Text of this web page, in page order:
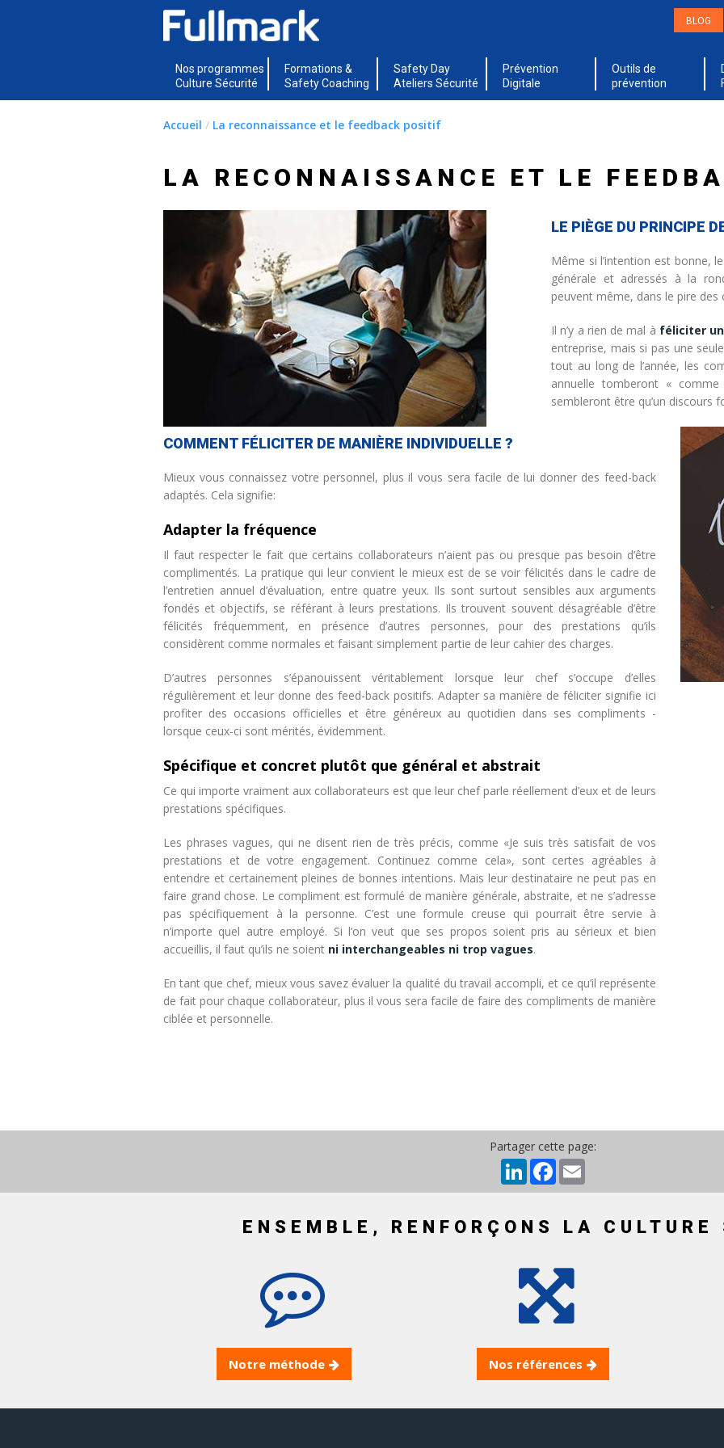
BLOG
Nos programmes
Culture Sécurité
Formations &
Safety Coaching
Safety Day
Ateliers Sécurité
Prévention
Digitale
Outils de
prévention
Accueil / La reconnaissance et le feedback positif
LA RECONNAISSANCE ET LE
LE PIÈGE DU PRINCIPE
Même si l’intention est bonne,
générale et adressés à la
peuvent même, dans le pire
Il n’y a rien de mal à féliciter
entreprise, mais si pas une
tout au long de l’année, les
annuelle tomberont «
sembleront être qu’un discours
COMMENT FÉLICITER DE MANIÈRE INDIVIDUELLE ?
Mieux vous connaissez votre personnel, plus il vous sera facile de lui donner des feed-back
adaptés. Cela signifie:
Adapter la fréquence
Il faut respecter le fait que certains collaborateurs n’aient pas ou presque pas besoin d’être
complimentés. La pratique qui leur convient le mieux est de se voir félicités dans le cadre de
l’entretien annuel d’évaluation, entre quatre yeux. Ils sont surtout sensibles aux arguments
fondés et objectifs, se référant à leurs prestations. Ils trouvent souvent désagréable d’être
félicités fréquemment, en présence d’autres personnes, pour des prestations qu’ils
considèrent comme normales et faisant simplement partie de leur cahier des charges.
D’autres personnes s’épanouissent véritablement lorsque leur chef s’occupe d’elles
régulièrement et leur donne des feed-back positifs. Adapter sa manière de féliciter signifie ici
profiter des occasions officielles et être généreux au quotidien dans ses compliments -
lorsque ceux-ci sont mérités, évidemment.
Spécifique et concret plutôt que général et abstrait
Ce qui importe vraiment aux collaborateurs est que leur chef parle réellement d’eux et de leurs
prestations spécifiques.
Les phrases vagues, qui ne disent rien de très précis, comme «Je suis très satisfait de vos
prestations et de votre engagement. Continuez comme cela», sont certes agréables à
entendre et certainement pleines de bonnes intentions. Mais leur destinataire ne peut pas en
faire grand chose. Le compliment est formulé de manière générale, abstraite, et ne s’adresse
pas spécifiquement à la personne. C’est une formule creuse qui pourrait être servie à
n’importe quel autre employé. Si l’on veut que ses propos soient pris au sérieux et bien
accueillis, il faut qu’ils ne soient ni interchangeables ni trop vagues.
En tant que chef, mieux vous savez évaluer la qualité du travail accompli, et ce qu’il représente
de fait pour chaque collaborateur, plus il vous sera facile de faire des compliments de manière
ciblée et personnelle.
Partager cette page:
LinkedInFacebook
ENSEMBLE, RENFORÇONS LA CULTURE
Notre méthode Nos références